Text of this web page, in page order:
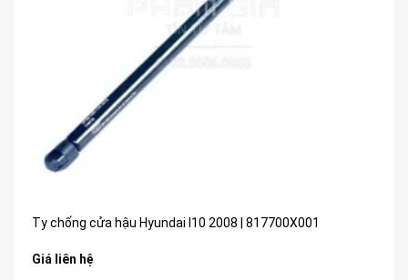
Ty chống cửa hậu Hyundai I10 2008 | 817700X001
Giá liên hệ